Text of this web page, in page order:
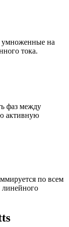
на
тока.
фаз между
активную
по всем
линейного